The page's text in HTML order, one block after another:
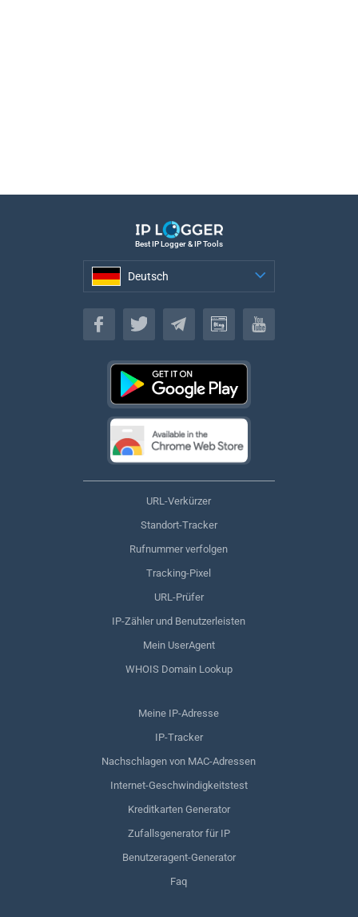
Best IP Logger & IP Tools
Deutsch
Deutsch
URL-Verkürzer
Standort-Tracker
Rufnummer verfolgen
Tracking-Pixel
URL-Prüfer
IP-Zähler und Benutzerleisten
Mein UserAgent
WHOIS Domain Lookup
Meine IP-Adresse
IP-Tracker
Nachschlagen von MAC-Adressen
Internet-Geschwindigkeitstest
Kreditkarten Generator
Zufallsgenerator für IP
Benutzeragent-Generator
Faq